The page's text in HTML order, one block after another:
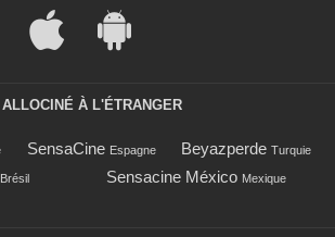
ALLOCINÉ À L'ÉTRANGER
SensaCine Espagne Beyazperde Turquie
Brésil Sensacine México Mexique